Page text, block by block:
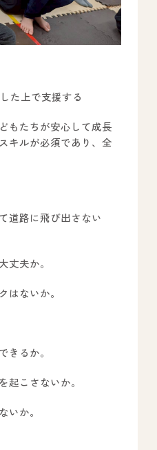
た上で支援する
もたちが安心して成長
キルが必須であり、全
道路に飛び出さない
丈夫か。
はないか。
きるか。
起こさないか。
いか。